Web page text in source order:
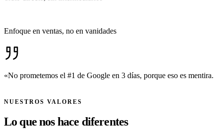
Enfoque en ventas, no en vanidades
«No prometemos el #1 de Google en 3 días, porque eso es mentira.
NUESTROS VALORES
Lo que nos hace diferentes